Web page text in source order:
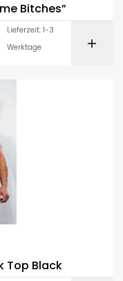
Bitches”
Lieferzeit: 1-3
Werktage
Top Black